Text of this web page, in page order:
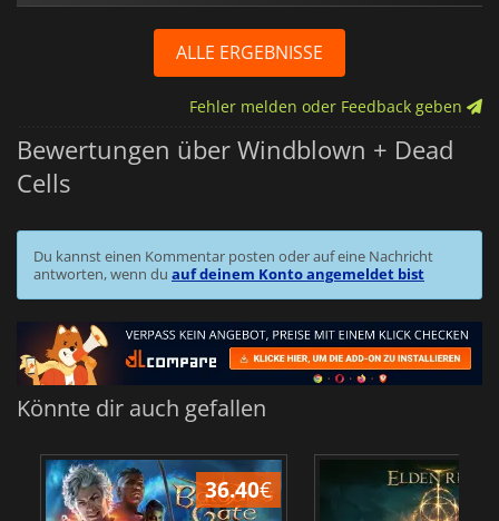
ALLE ERGEBNISSE
Fehler melden oder Feedback geben
Bewertungen über Windblown + Dead
Cells
Du kannst einen Kommentar posten oder auf eine Nachricht
antworten, wenn du auf deinem Konto angemeldet bist
Könnte dir auch gefallen
36.40€